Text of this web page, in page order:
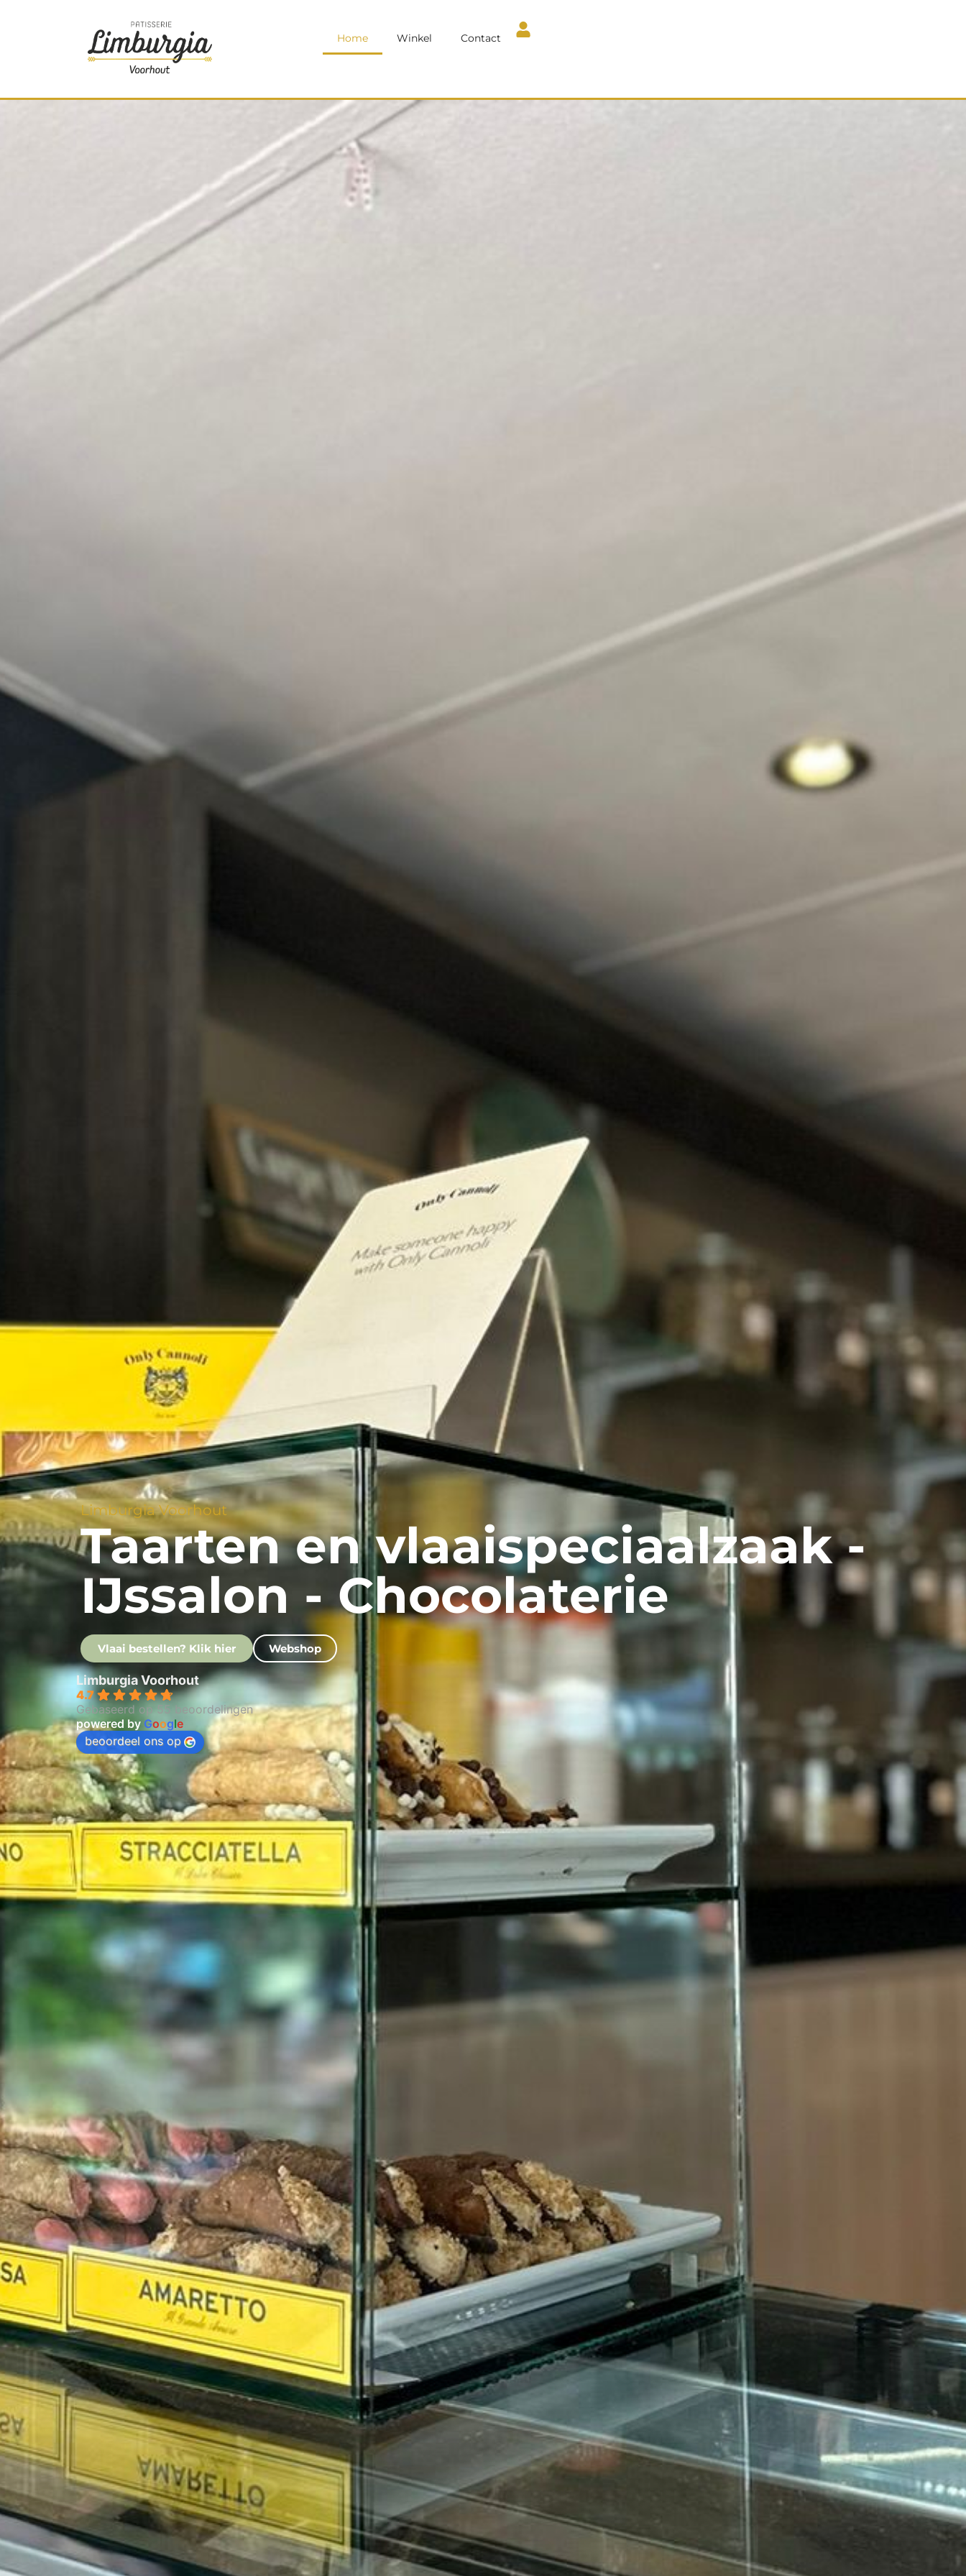
Home Winkel Contact
Limburgia Voorhout
Taarten en vlaaispeciaalzaak -
IJssalon - Chocolaterie
Vlaai bestellen? Klik hier Webshop
Limburgia Voorhout
4.7
Gebaseerd op 55 beoordelingen
powered by Google
beoordeel ons op